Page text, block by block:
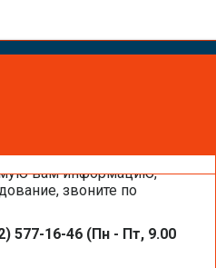
заявку
вам информацию,
звоните по
577-16-46 (Пн - Пт, 9.00
на объектах